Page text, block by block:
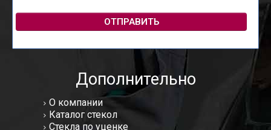
ОТПРАВИТЬ
Дополнительно
О компании
Каталог стекол
Стекла по уценке